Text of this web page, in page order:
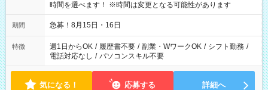
時間を選べます！ ※時間は変更となる可能性があります
期間 急募！8月15日・16日
特徴 週1日からOK / 履歴書不要 / 副業・WワークOK / シフト勤務 /
電話対応なし / パソコンスキル不要
気になる！ 応募する 詳細へ